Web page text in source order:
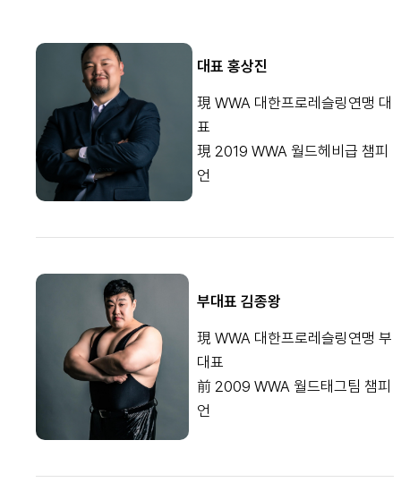
대표 홍상진
現 WWA 대한프로레슬링연맹 대
표
現 2019 WWA 월드헤비급 챔피
언
부대표 김종왕
現 WWA 대한프로레슬링연맹 부
대표
前 2009 WWA 월드태그팀 챔피
언